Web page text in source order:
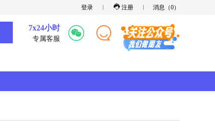
登录 注册 消息（0）
7x24小时
专属客服